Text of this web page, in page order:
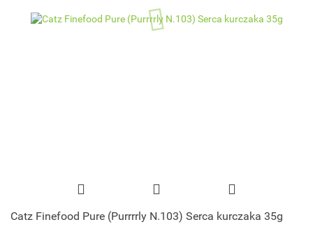
Catz Finefood Pure (Purrrrly N.103) Serca kurczaka 35g